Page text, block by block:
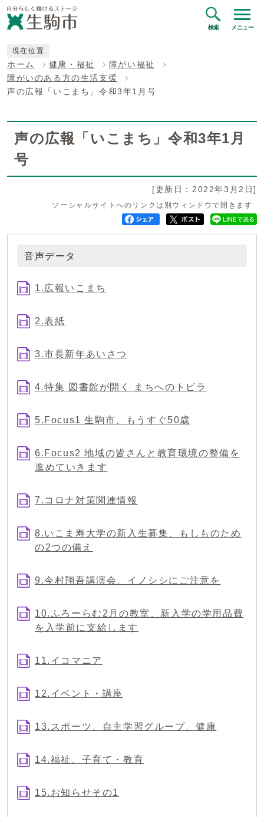
検索 メニュー
現在位置
ホーム 健康・福祉
障がい福祉
障がいのある方の生活支援
声の広報「いこまち」令和3年1月号
声の広報「いこまち」令和3年1月
号
[更新日：2022年3月2日]
ソーシャルサイトへのリンクは別ウィンドウで開きます
音声データ
1.広報いこまち
2.表紙
3.市長新年あいさつ
4.特集 図書館が開く まちへのトビラ
5.Focus1 生駒市、もうすぐ50歳
6.Focus2 地域の皆さんと教育環境の整備を
進めていきます
7.コロナ対策関連情報
8.いこま寿大学の新入生募集、もしものため
の2つの備え
9.今村翔吾講演会、イノシシにご注意を
10.ふろーらむ2月の教室、新入学の学用品費
を入学前に支給します
11.イコマニア
12.イベント・講座
13.スポーツ、自主学習グループ、健康
14.福祉、子育て・教育
15.お知らせその1